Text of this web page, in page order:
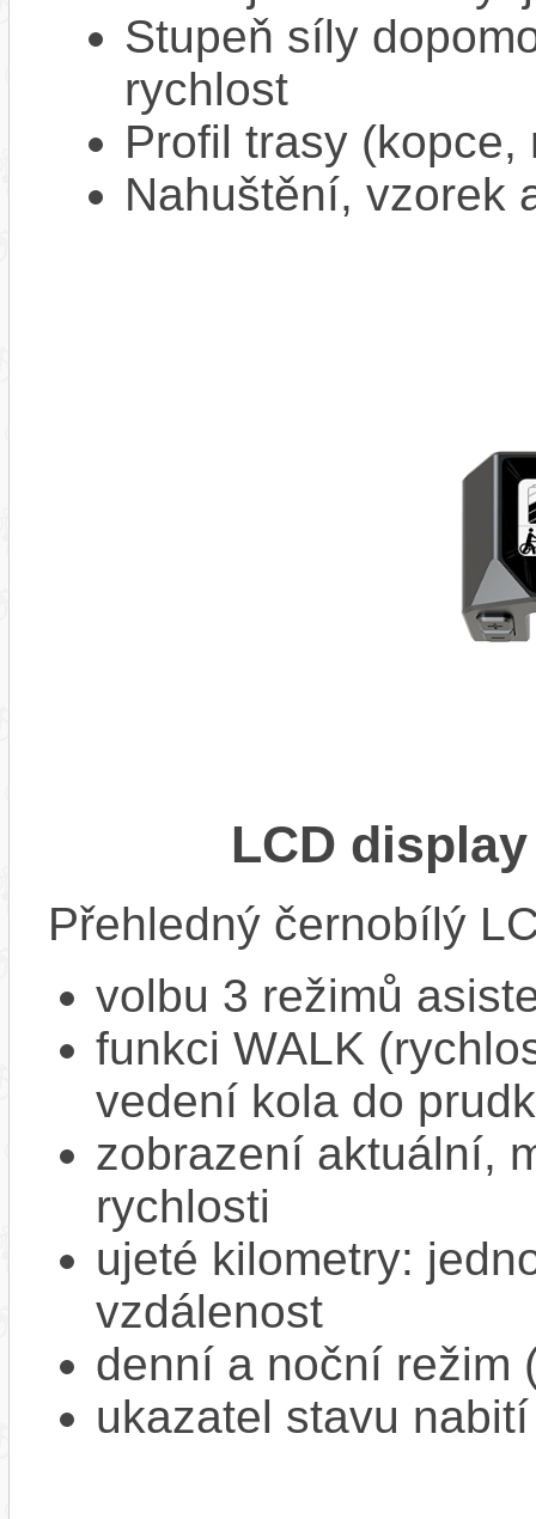
Stupeň síly
rychlost
Profil trasy
Nahuštění, vzorek
LCD
Přehledný černobílý
volbu 3 režimů
funkci WALK
vedení kola do
zobrazení aktuální,
rychlosti
ujeté kilometry:
vzdálenost
denní a noční režim
ukazatel stavu